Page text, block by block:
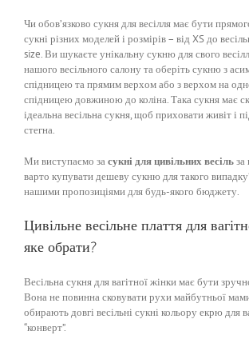
Чи обов’язково сукня для весілля має бути
сукні різних моделей і розмірів – від XS до
size. Ви шукаєте унікальну сукню для свого
нашого весільного салону та оберіть сукню з
спідницею та прямим верхом або з верхом на
спідницею довжиною до коліна. Така сукня має
ідеальна весільна сукня, щоб приховати живіт і
стегна.
Ми виступаємо засукні для цивільних весіль
варто купувати дешеву сукню для такого
нашими пропозиціями для будь-якого бюджету.
Цивільне весільне плаття для
яке обрати?
Весільна сукня для вагітної жінки має бути
Вона не повинна сковувати рухи майбутньої
обирають довгі весільні сукні кольору екрю для
“конверт”.